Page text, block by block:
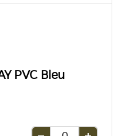
PVC Bleu